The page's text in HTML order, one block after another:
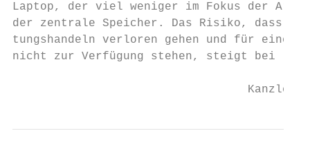
Laptop, der viel weniger im Fokus der
der zentrale Speicher. Das Risiko, dass
tungshandeln verloren gehen und für eine
nicht zur Verfügung stehen, steigt bei
Kanzlei